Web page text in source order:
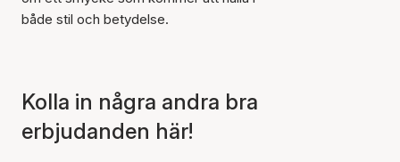
både stil och betydelse.
Kolla in några andra bra
erbjudanden här!